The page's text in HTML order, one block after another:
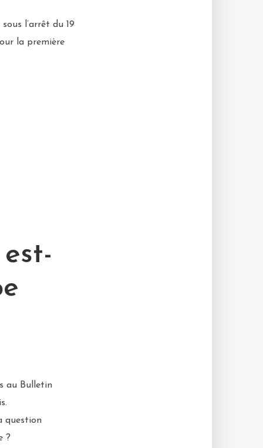
l’arrêt du 19
la première
au Bulletin
question
?